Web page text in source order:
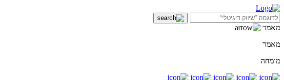
מאמר
מאמר
מומחה